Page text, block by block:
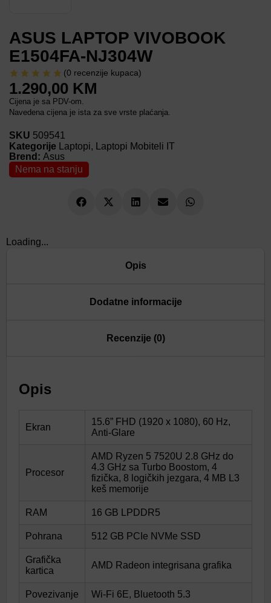
ASUS LAPTOP VIVOBOOK
E1504FA-NJ304W
(0 recenzije kupaca)
1.290,00 KM
Cijena je sa PDV-om.
Navedena cijena je ista za sve vrste plaćanja.
SKU 509541
Kategorije
Laptopi,
Laptopi Mobiteli IT
Brend: Asus
Nema na stanju
Loading...
Opis
Dodatne informacije
Recenzije (0)
Opis
Ekran
15.6” FHD (1920 x 1080), 60 Hz,
Anti-Glare
Procesor
AMD Ryzen 5 7520U 2.8 GHz do
4.3 GHz sa Turbo Boostom, 4
fizička, 8 logičkih jezgara, 4 MB L3
keš memorije
RAM 16 GB LPDDR5
Pohrana 512 GB PCIe NVMe SSD
Grafička
kartica
AMD Radeon integrisana grafika
Povezivanje Wi-Fi 6E, Bluetooth 5.3